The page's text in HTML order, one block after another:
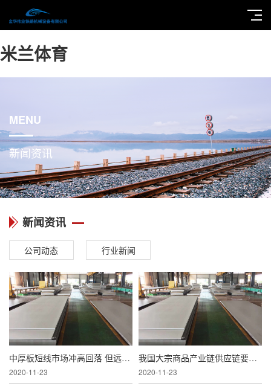
米兰体育
MENU
新闻资讯
新闻资讯
公司动态 行业新闻
中厚板短线市场冲高回落 但远线行情依旧可期
2020-11-23
我国大宗商品产业链供应链要实现高级化和现代
2020-11-23